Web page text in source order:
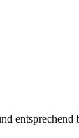
entsprechend